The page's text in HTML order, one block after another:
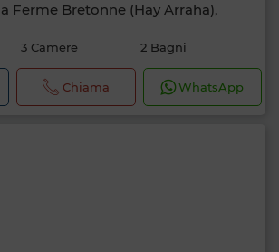
Ferme Bretonne (Hay Arraha),
3 Camere 2 Bagni
Chiama WhatsApp